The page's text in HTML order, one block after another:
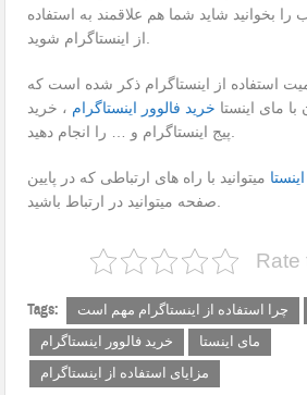
بخوانید شاید شما هم علاقمند به استفاده
استفاده از اینستاگرام ذکر شده است که
با مای اینستا خرید فالوور اینستاگرام ، خرید
میتوانید با راه های ارتباطی که در پایین
Rate
Tags: چرا استفاده از اینستاگرام مهم است
خرید فالوور اینستاگرام
مای اینستا
مزایای استفاده از اینستاگرام